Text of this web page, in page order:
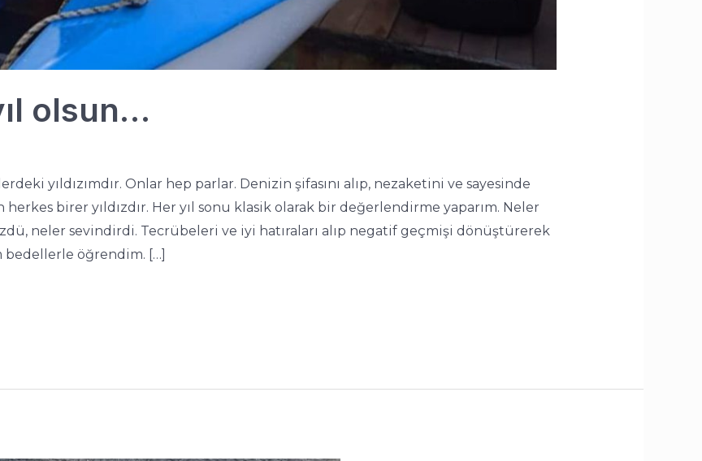
olsun…
yıldızımdır. Onlar hep parlar. Denizin şifasını alıp, nezaketini ve sayesinde
birer yıldızdır. Her yıl sonu klasik olarak bir değerlendirme yaparım. Neler
neler sevindirdi. Tecrübeleri ve iyi hatıraları alıp negatif geçmişi dönüştürerek
bedellerle öğrendim. […]